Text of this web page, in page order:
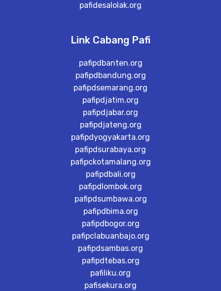
pafidesalolak.org
Link Cabang Pafi
pafipdbanten.org
pafipdbandung.org
pafipdsemarang.org
pafipdjatim.org
pafipdjabar.org
pafipdjateng.org
pafipdyogyakarta.org
pafipdsurabaya.org
pafipckotamalang.org
pafipdbali.org
pafipdlombok.org
pafipdsumbawa.org
pafipdbima.org
pafipdbogor.org
pafipclabuanbajo.org
pafipdsambas.org
pafipdtebas.org
pafiliku.org
pafisekura.org